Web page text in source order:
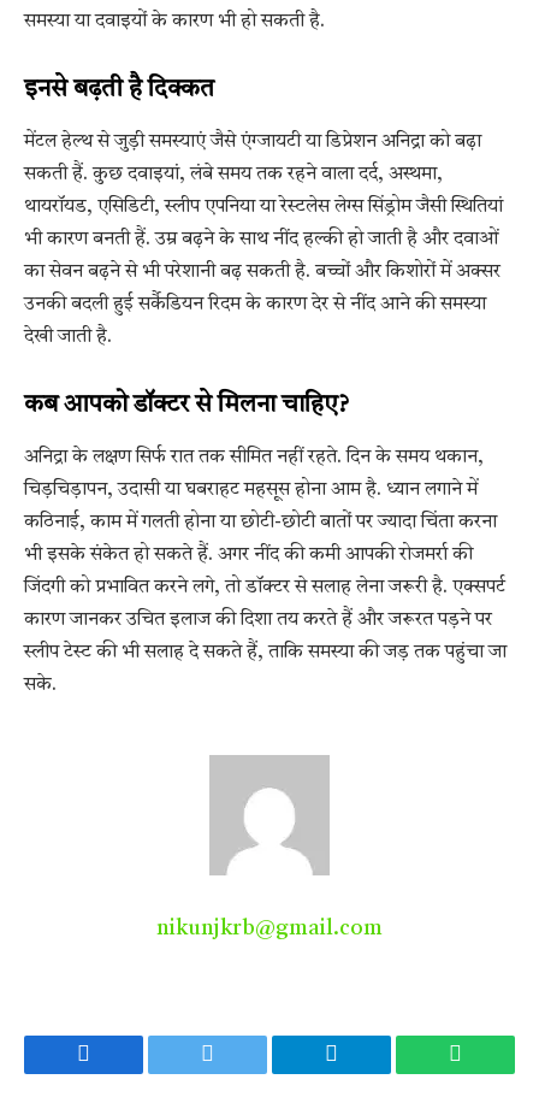
समस्या या दवाइयों के कारण भी हो सकती है.
इनसे बढ़ती है दिक्कत
मेंटल हेल्थ से जुड़ी समस्याएं जैसे एंग्जायटी या डिप्रेशन अनिद्रा को बढ़ा
सकती हैं. कुछ दवाइयां, लंबे समय तक रहने वाला दर्द, अस्थमा,
थायरॉयड, एसिडिटी, स्लीप एपनिया या रेस्टलेस लेग्स सिंड्रोम जैसी स्थितियां
भी कारण बनती हैं. उम्र बढ़ने के साथ नींद हल्की हो जाती है और दवाओं
का सेवन बढ़ने से भी परेशानी बढ़ सकती है. बच्चों और किशोरों में अक्सर
उनकी बदली हुई सर्कैडियन रिदम के कारण देर से नींद आने की समस्या
देखी जाती है.
कब आपको डॉक्टर से मिलना चाहिए?
अनिद्रा के लक्षण सिर्फ रात तक सीमित नहीं रहते. दिन के समय थकान,
चिड़चिड़ापन, उदासी या घबराहट महसूस होना आम है. ध्यान लगाने में
कठिनाई, काम में गलती होना या छोटी-छोटी बातों पर ज्यादा चिंता करना
भी इसके संकेत हो सकते हैं. अगर नींद की कमी आपकी रोजमर्रा की
जिंदगी को प्रभावित करने लगे, तो डॉक्टर से सलाह लेना जरूरी है. एक्सपर्ट
कारण जानकर उचित इलाज की दिशा तय करते हैं और जरूरत पड़ने पर
स्लीप टेस्ट की भी सलाह दे सकते हैं, ताकि समस्या की जड़ तक पहुंचा जा
सके.
nikunjkrb@gmail.com
Facebook Twitter Telegram